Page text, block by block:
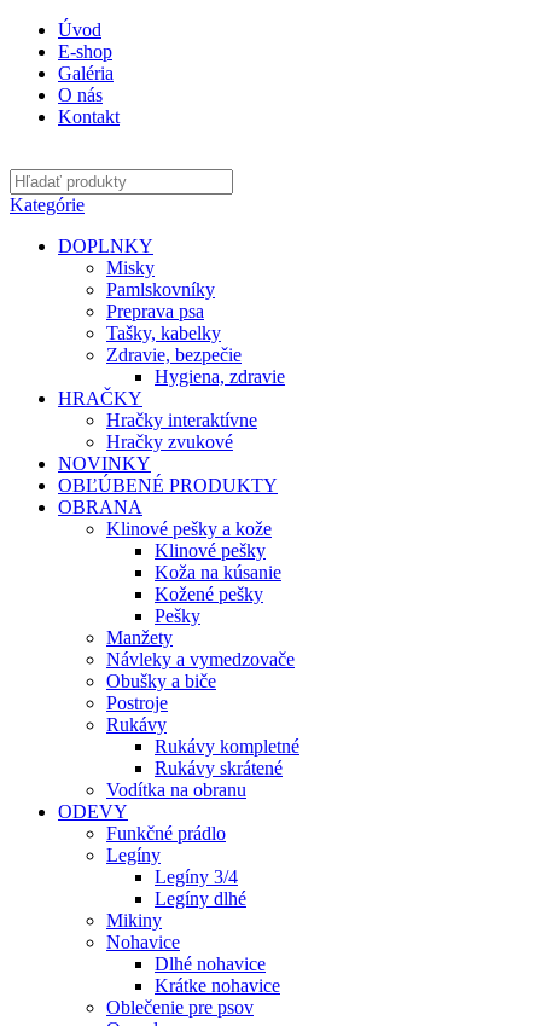
Úvod
E-shop
Galéria
O nás
Kontakt
Kategórie
DOPLNKY
Misky
Pamlskovníky
Preprava psa
Tašky, kabelky
Zdravie, bezpečie
Hygiena, zdravie
HRAČKY
Hračky interaktívne
Hračky zvukové
NOVINKY
OBĽÚBENÉ PRODUKTY
OBRANA
Klinové pešky a kože
Klinové pešky
Koža na kúsanie
Kožené pešky
Pešky
Manžety
Návleky a vymedzovače
Obušky a biče
Postroje
Rukávy
Rukávy kompletné
Rukávy skrátené
Vodítka na obranu
ODEVY
Funkčné prádlo
Legíny
Legíny 3/4
Legíny dlhé
Mikiny
Nohavice
Dlhé nohavice
Krátke nohavice
Oblečenie pre psov